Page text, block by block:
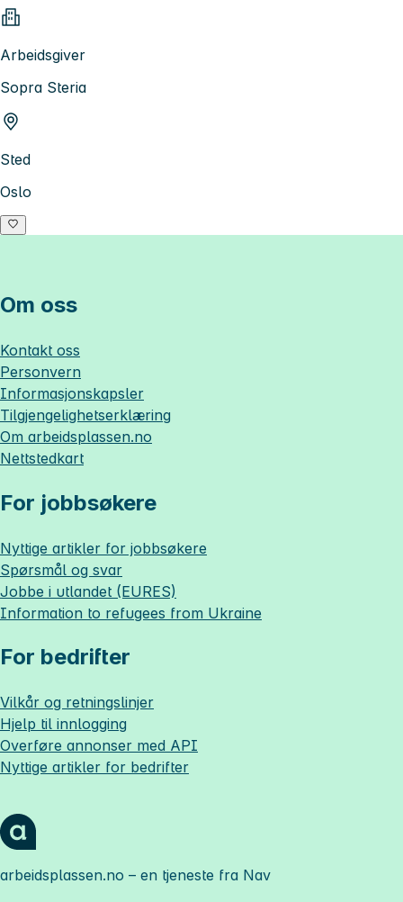
Arbeidsgiver
Sopra Steria
Sted
Oslo
Om oss
Kontakt oss
Personvern
Informasjonskapsler
Tilgjengelighetserklæring
Om arbeidsplassen.no
Nettstedkart
For jobbsøkere
Nyttige artikler for jobbsøkere
Spørsmål og svar
Jobbe i utlandet (EURES)
Information to refugees from Ukraine
For bedrifter
Vilkår og retningslinjer
Hjelp til innlogging
Overføre annonser med API
Nyttige artikler for bedrifter
arbeidsplassen.no – en tjeneste fra Nav